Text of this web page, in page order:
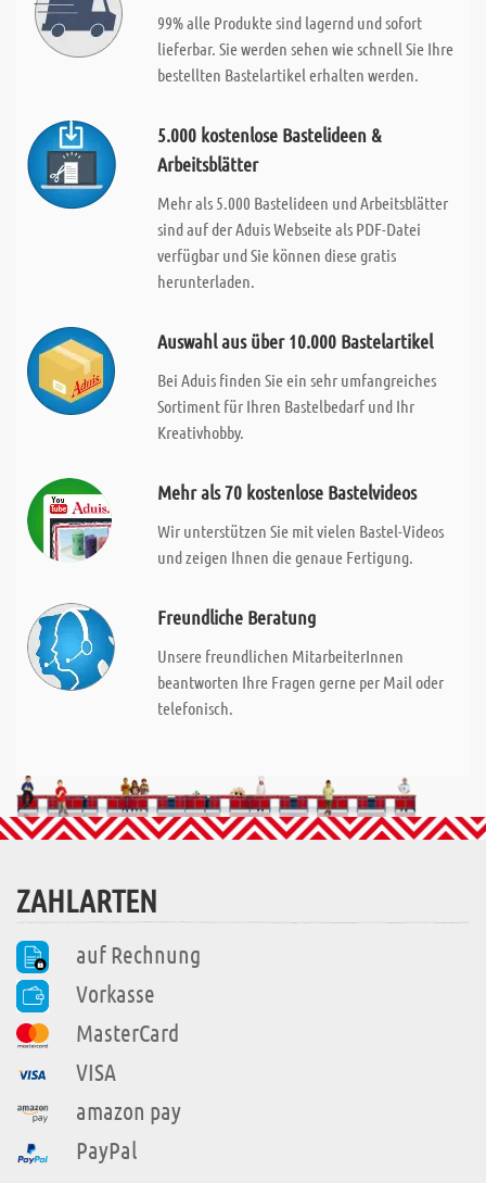
99% alle Produkte sind lagernd und sofort
lieferbar. Sie werden sehen wie schnell Sie Ihre
bestellten Bastelartikel erhalten werden.
5.000 kostenlose Bastelideen &
Arbeitsblätter
Mehr als 5.000 Bastelideen und Arbeitsblätter
sind auf der Aduis Webseite als PDF-Datei
verfügbar und Sie können diese gratis
herunterladen.
Auswahl aus über 10.000 Bastelartikel
Bei Aduis finden Sie ein sehr umfangreiches
Sortiment für Ihren Bastelbedarf und Ihr
Kreativhobby.
Mehr als 70 kostenlose Bastelvideos
Wir unterstützen Sie mit vielen Bastel-Videos
und zeigen Ihnen die genaue Fertigung.
Freundliche Beratung
Unsere freundlichen MitarbeiterInnen
beantworten Ihre Fragen gerne per Mail oder
telefonisch.
ZAHLARTEN
auf Rechnung
Vorkasse
MasterCard
VISA
amazon pay
PayPal